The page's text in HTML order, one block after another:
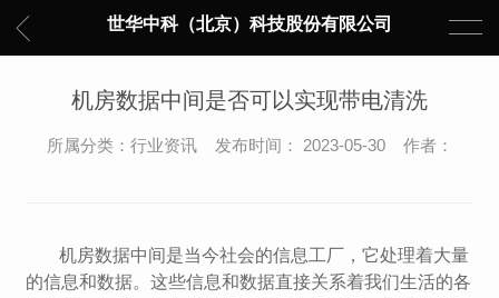
世华中科（北京）科技股份有限公司
机房数据中间是否可以实现带电清洗
所属分类：行业资讯 发布时间： 2023-05-30 作者：
机房数据中间是当今社会的信息工厂，它处理着大量
的信息和数据。这些信息和数据直接关系着我们生活的各